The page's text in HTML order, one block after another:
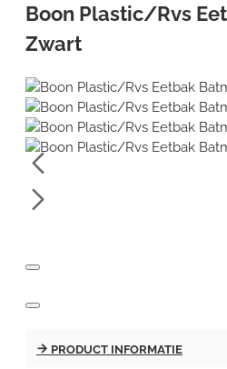
Boon Plastic/Rvs
Zwart
PRODUCT INFORMATIE